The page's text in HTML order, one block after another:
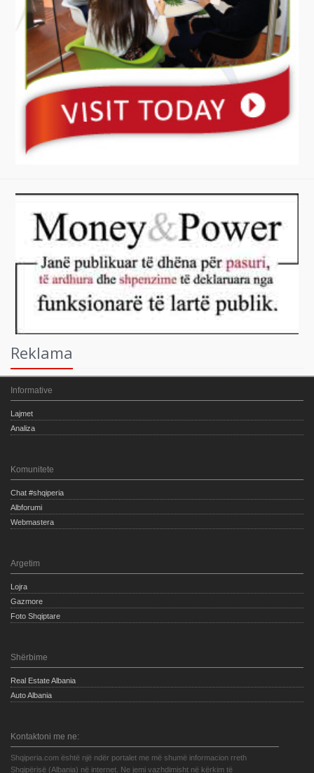
Reklama
Informative
Lajmet
Analiza
Komunitete
Chat #shqiperia
Albforumi
Webmastera
Argetim
Lojra
Gazmore
Foto Shqiptare
Shërbime
Real Estate Albania
Auto Albania
Kontaktoni me ne:
Shqiperia.com është një ndër portalet me më shumë informacion rreth
Shqipërisë (Albania) në internet. Ne jemi vazhdimisht në kërkim të